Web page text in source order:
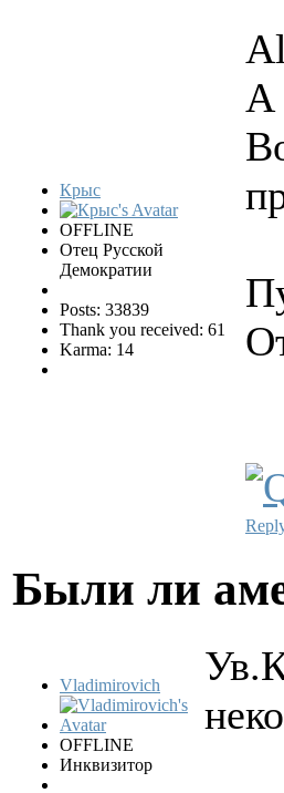
Крыс
OFFLINE
Отец Русской
Демократии
Posts: 33839
Thank you received: 61
Karma: 14
А
Были ли
Vladimirovich
OFFLINE
Инквизитор